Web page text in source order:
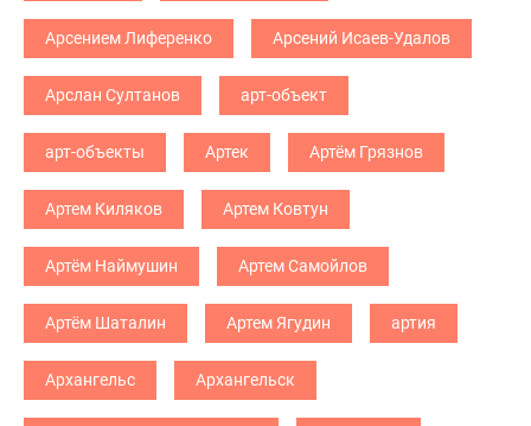
Арсением Лиференко Арсений Исаев-Удалов
Арслан Султанов арт-объект
арт-объекты Артек Артём Грязнов
Артем Киляков Артем Ковтун
Артём Наймушин Артем Самойлов
Артём Шаталин Артем Ягудин артия
Архангельс Архангельск